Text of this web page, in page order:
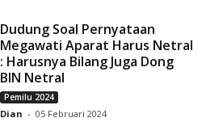
Dudung Soal Pernyataan
Megawati Aparat Harus Netral
: Harusnya Bilang Juga Dong
BIN Netral
Pemilu 2024
Dian - 05 Februari 2024